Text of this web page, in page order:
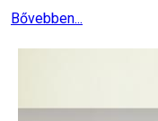
Bővebben...